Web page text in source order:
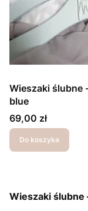
Wieszaki ślubne
blue
Cena
69,00 zł
Do koszyka
Wieszaki ślubne